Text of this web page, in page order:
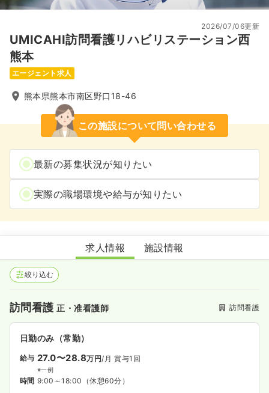
UMICAHI訪問看護リハビリステーション西
熊本
2026/07/06更新
エージェント求人
熊本県熊本市南区野口18-46
この施設について問い合わせる
最新の募集状況が知りたい
実際の職場環境や給与が知りたい
UMICAHI訪問看護リハビリステーション西熊本
求人情報 施設情報
絞り込む
訪問看護正・准看護師 訪問看護
日勤のみ（常勤）
給与 27.0〜28.8万円/月 賞与1回
※一例
時間 9:00～18:00 （休憩60分）